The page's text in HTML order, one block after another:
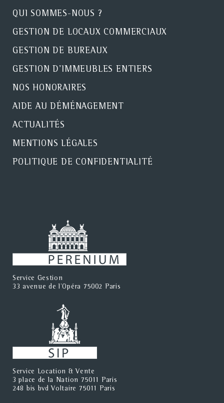
QUI SOMMES-NOUS ?
GESTION DE LOCAUX COMMERCIAUX
GESTION DE BUREAUX
GESTION D'IMMEUBLES ENTIERS
NOS HONORAIRES
AIDE AU DÉMÉNAGEMENT
ACTUALITÉS
MENTIONS LÉGALES
POLITIQUE DE CONFIDENTIALITÉ
Service Gestion
33 avenue de l'Opéra 75002 Paris
Service Location & Vente
3 place de la Nation 75011 Paris
248 bis bvd Voltaire 75011 Paris